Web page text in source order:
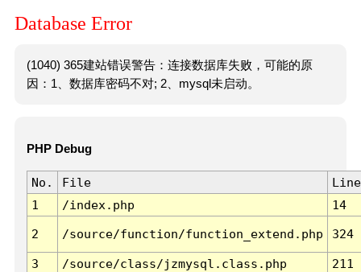
Database Error
(1040) 365建站错误警告：连接数据库失败，可能的原
因：1、数据库密码不对; 2、mysql未启动。
PHP Debug
No. File
Line
1
/index.php 14
2 /source/function/function_extend.php 324
3 /source/class/jzmysql.class.php
211